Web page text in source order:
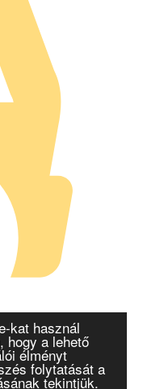
kat használ
hogy a lehető
élményt
folytatását a
tekintjük.